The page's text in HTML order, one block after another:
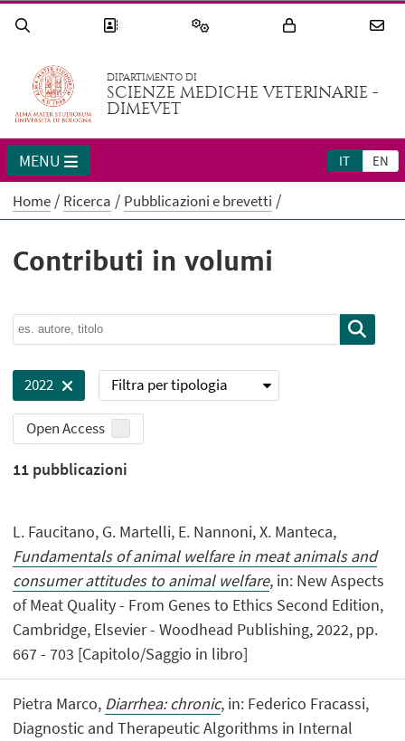
DIPARTIMENTO DI
SCIENZE MEDICHE VETERINARIE -
DIMEVET
IT EN
MENU
Home Ricerca Pubblicazioni e brevetti
Contributi in volumi
2022 Filtra per tipologia
Open Access
11 pubblicazioni
L. Faucitano, G. Martelli, E. Nannoni, X. Manteca,
Fundamentals of animal welfare in meat animals and
consumer attitudes to animal welfare, in: New Aspects
of Meat Quality - From Genes to Ethics Second Edition,
Cambridge, Elsevier - Woodhead Publishing, 2022, pp.
667 - 703 [Capitolo/Saggio in libro]
Pietra Marco, Diarrhea: chronic, in: Federico Fracassi,
Diagnostic and Therapeutic Algorithms in Internal